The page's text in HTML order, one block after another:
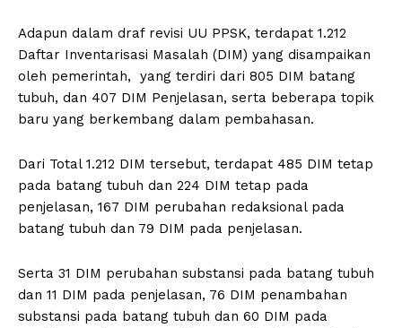
Adapun dalam draf revisi UU PPSK, terdapat 1.212
Daftar Inventarisasi Masalah (DIM) yang disampaikan
oleh pemerintah, yang terdiri dari 805 DIM batang
tubuh, dan 407 DIM Penjelasan, serta beberapa topik
baru yang berkembang dalam pembahasan.
Dari Total 1.212 DIM tersebut, terdapat 485 DIM tetap
pada batang tubuh dan 224 DIM tetap pada
penjelasan, 167 DIM perubahan redaksional pada
batang tubuh dan 79 DIM pada penjelasan.
Serta 31 DIM perubahan substansi pada batang tubuh
dan 11 DIM pada penjelasan, 76 DIM penambahan
substansi pada batang tubuh dan 60 DIM pada